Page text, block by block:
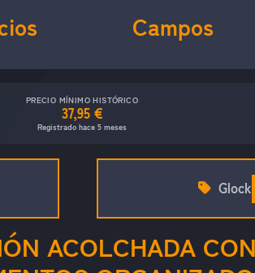
Campos
PRECIO MÍNIMO HISTÓRICO
37,95 €
Registrado hace 5 meses
ACOLCHADA
Glock